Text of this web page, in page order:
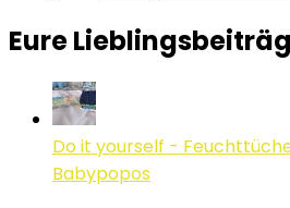
Eure
Do it yourself -
Babypopos